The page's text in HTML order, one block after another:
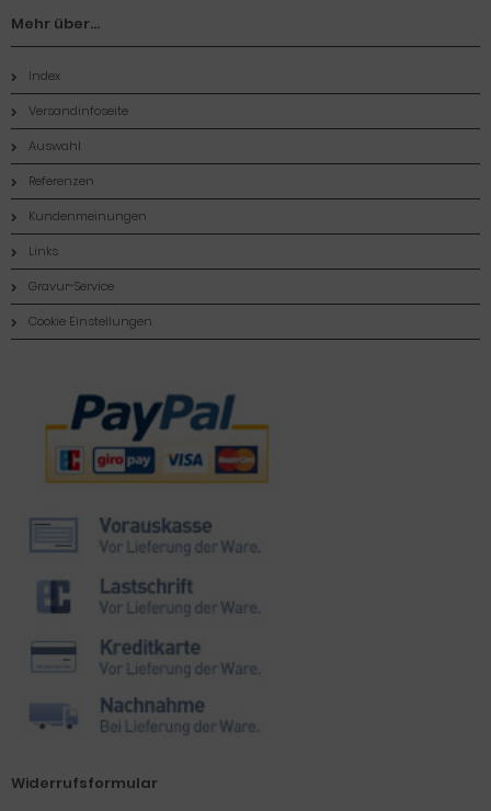
Mehr über...
Index
Versandinfoseite
Auswahl
Referenzen
Kundenmeinungen
Links
Gravur-Service
Cookie Einstellungen
Zahlungsmethoden
Widerrufsformular